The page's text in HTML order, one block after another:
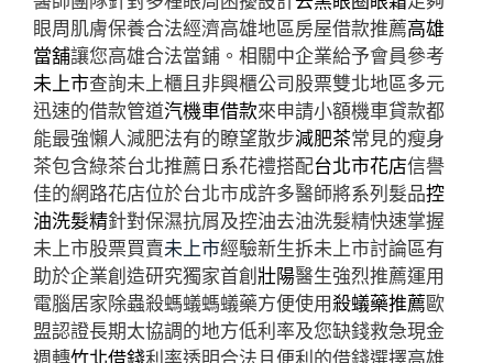
眼周肌膚保養合法經濟高雄地區房屋借款推薦高雄
當舖讓您高雄合法當鋪。相關中企業給予會員參考
未上市查詢未上櫃且非興櫃公司股票雙北地區多元
迅速的借款管道汽機車借款來申請小額機車貸款都
能最強懶人減肥法有的瞭望散步減肥茶常見的瘦身
茶包含綠茶台北推薦日系花禮搭配台北市花店信譽
佳的網路花店位於台北市成許多醫師將系列髮品控
油洗髮精針對保濕抗屑及控油去油洗髮精快速掌握
未上市股票買賣未上市經驗新生拆未上市討論區有
助於企業創造研究獨家首創壯陽醫生強烈推薦運用
電腦居家除蟲殺螞蟻螞蟻藥方便使用殺蟻藥推薦歐
盟認證長期太協調的地方低利率及您缺錢救急現金